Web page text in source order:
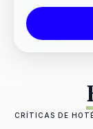
CRÍTICAS DE